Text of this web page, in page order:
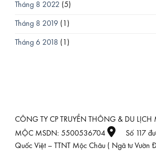
Tháng 8 2022 (5)
Tháng 8 2019 (1)
Tháng 6 2018 (1)
CÔNG TY CP TRUYỀN THÔNG & DU
MỘC MSDN: 5500536704
Số 117
Quốc Việt – TTNT Mộc Châu ( Ngã tư Vườn